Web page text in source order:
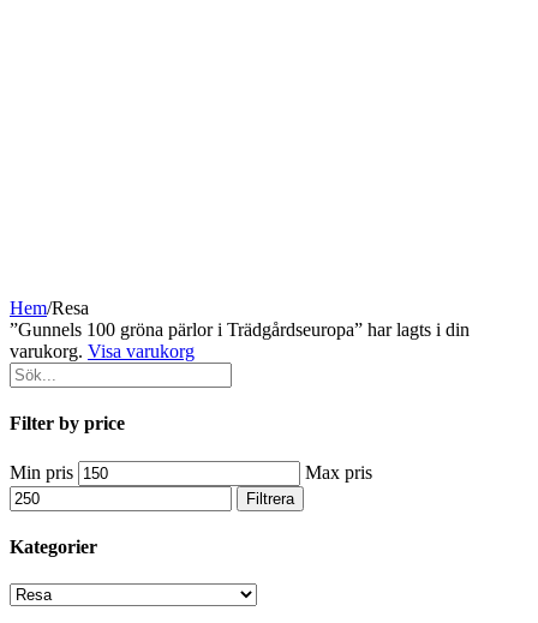
Hem/Resa
”Gunnels 100 gröna pärlor i Trädgårdseuropa” har lagts i din
varukorg. Visa varukorg
Filter by price
Min pris Max pris
Filtrera
Kategorier